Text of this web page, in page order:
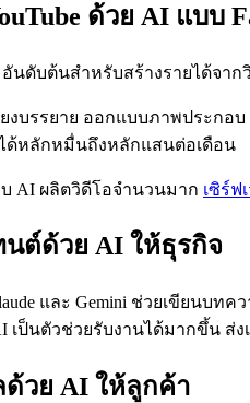
ด้วย AI แบบ
อันดับต้นสำหรับสร้างรายได้จา
ยงบรรยาย ออกแบบภาพประก
ได้หลักหมื่นถึงหลักแสนต่อเดือน
AI ผลิตวิดีโอจำนวนมาก เซิร์ฟ
นต์ด้วย AI ให้ธุรกิจ
และ Gemini ช่วยเขียน
เป็นตัวช่วยรับงานได้มากขึ้น ส่
วย AI ให้ลูกค้า